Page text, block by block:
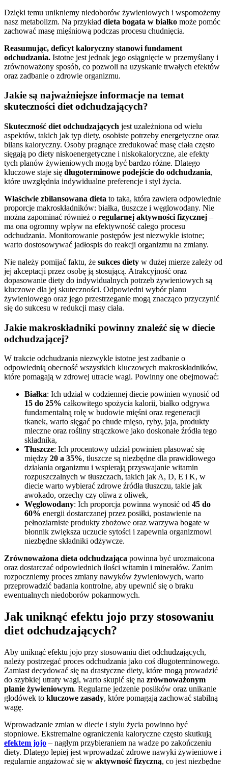
Dzięki temu unikniemy niedoborów żywieniowych i wspomożemy
nasz metabolizm. Na przykład dieta bogata w białko może pomóc
zachować masę mięśniową podczas procesu chudnięcia.
Reasumując, deficyt kaloryczny stanowi fundament
odchudzania. Istotne jest jednak jego osiągnięcie w przemyślany i
zrównoważony sposób, co pozwoli na uzyskanie trwałych efektów
oraz zadbanie o zdrowie organizmu.
Jakie są najważniejsze informacje na temat
skuteczności diet odchudzających?
Skuteczność diet odchudzających jest uzależniona od wielu
aspektów, takich jak typ diety, osobiste potrzeby energetyczne oraz
bilans kaloryczny. Osoby pragnące zredukować masę ciała często
sięgają po diety niskoenergetyczne i niskokaloryczne, ale efekty
tych planów żywieniowych mogą być bardzo różne. Dlatego
kluczowe staje się długoterminowe podejście do odchudzania,
które uwzględnia indywidualne preferencje i styl życia.
Właściwie zbilansowana dieta to taka, która zawiera odpowiednie
proporcje makroskładników: białka, tłuszcze i węglowodany. Nie
można zapominać również o regularnej aktywności fizycznej –
ma ona ogromny wpływ na efektywność całego procesu
odchudzania. Monitorowanie postępów jest niezwykle istotne;
warto dostosowywać jadłospis do reakcji organizmu na zmiany.
Nie należy pomijać faktu, że sukces diety w dużej mierze zależy od
jej akceptacji przez osobę ją stosującą. Atrakcyjność oraz
dopasowanie diety do indywidualnych potrzeb żywieniowych są
kluczowe dla jej skuteczności. Odpowiedni wybór planu
żywieniowego oraz jego przestrzeganie mogą znacząco przyczynić
się do sukcesu w redukcji masy ciała.
Jakie makroskładniki powinny znaleźć się w diecie
odchudzającej?
W trakcie odchudzania niezwykle istotne jest zadbanie o
odpowiednią obecność wszystkich kluczowych makroskładników,
które pomagają w zdrowej utracie wagi. Powinny one obejmować:
Białka: Ich udział w codziennej diecie powinien wynosić od
15 do 25% całkowitego spożycia kalorii, białko odgrywa
fundamentalną rolę w budowie mięśni oraz regeneracji
tkanek, warto sięgać po chude mięso, ryby, jaja, produkty
mleczne oraz rośliny strączkowe jako doskonałe źródła tego
składnika,
Tłuszcze: Ich procentowy udział powinien plasować się
między 20 a 35%, tłuszcze są niezbędne dla prawidłowego
działania organizmu i wspierają przyswajanie witamin
rozpuszczalnych w tłuszczach, takich jak A, D, E i K, w
diecie warto wybierać zdrowe źródła tłuszczu, takie jak
awokado, orzechy czy oliwa z oliwek,
Węglowodany: Ich proporcja powinna wynosić od 45 do
60% energii dostarczanej przez posiłki, postawienie na
pełnoziarniste produkty zbożowe oraz warzywa bogate w
błonnik zwiększa uczucie sytości i zapewnia organizmowi
niezbędne składniki odżywcze.
Zrównoważona dieta odchudzająca powinna być urozmaicona
oraz dostarczać odpowiednich ilości witamin i minerałów. Zanim
rozpoczniemy proces zmiany nawyków żywieniowych, warto
przeprowadzić badania kontrolne, aby upewnić się o braku
ewentualnych niedoborów pokarmowych.
Jak uniknąć efektu jojo przy stosowaniu
diet odchudzających?
Aby uniknąć efektu jojo przy stosowaniu diet odchudzających,
należy postrzegać proces odchudzania jako coś długoterminowego.
Zamiast decydować się na drastyczne diety, które mogą prowadzić
do szybkiej utraty wagi, warto skupić się na zrównoważonym
planie żywieniowym. Regularne jedzenie posiłków oraz unikanie
głodówek to kluczowe zasady, które pomagają zachować stabilną
wagę.
Wprowadzanie zmian w diecie i stylu życia powinno być
stopniowe. Ekstremalne ograniczenia kaloryczne często skutkują
efektem jojo – nagłym przybieraniem na wadze po zakończeniu
diety. Dlatego lepiej jest wprowadzać zdrowe nawyki żywieniowe i
regularnie angażować się w aktywność fizyczną, co jest niezbędne